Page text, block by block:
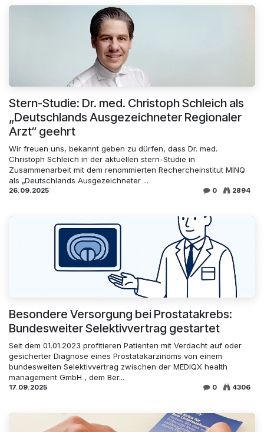
Stern-Studie: Dr. med. Christoph Schleich als
„Deutschlands Ausgezeichneter Regionaler
Arzt“ geehrt
Wir freuen uns, bekannt geben zu dürfen, dass Dr. med.
Christoph Schleich in der aktuellen stern-Studie in
Zusammenarbeit mit dem renommierten Rechercheinstitut MINQ
als „Deutschlands Ausgezeichneter ...
26.09.2025 0 2894
Besondere Versorgung bei Prostatakrebs:
Bundesweiter Selektivvertrag gestartet
Seit dem 01.01.2023 profitieren Patienten mit Verdacht auf oder
gesicherter Diagnose eines Prostatakarzinoms von einem
bundesweiten Selektivvertrag zwischen der MEDIQX health
management GmbH , dem Ber...
17.09.2025 0 4306